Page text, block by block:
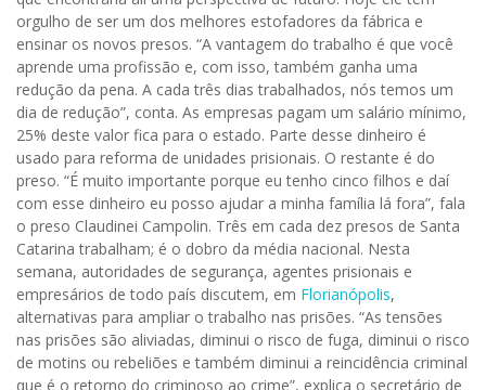
orgulho de ser um dos melhores estofadores da fábrica e
ensinar os novos presos. “A vantagem do trabalho é que você
aprende uma profissão e, com isso, também ganha uma
redução da pena. A cada três dias trabalhados, nós temos um
dia de redução”, conta. As empresas pagam um salário mínimo,
25% deste valor fica para o estado. Parte desse dinheiro é
usado para reforma de unidades prisionais. O restante é do
preso. “É muito importante porque eu tenho cinco filhos e daí
com esse dinheiro eu posso ajudar a minha família lá fora”, fala
o preso Claudinei Campolin. Três em cada dez presos de Santa
Catarina trabalham; é o dobro da média nacional. Nesta
semana, autoridades de segurança, agentes prisionais e
empresários de todo país discutem, em Florianópolis,
alternativas para ampliar o trabalho nas prisões. “As tensões
nas prisões são aliviadas, diminui o risco de fuga, diminui o risco
de motins ou rebeliões e também diminui a reincidência criminal
que é o retorno do criminoso ao crime”, explica o secretário de